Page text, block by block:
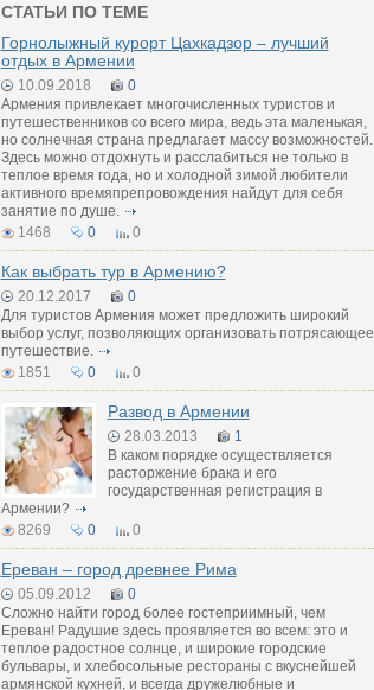
СТАТЬИ ПО ТЕМЕ
Горнолыжный курорт Цахкадзор – лучший
отдых в Армении
10.09.2018
0
Армения привлекает многочисленных туристов и
путешественников со всего мира, ведь эта маленькая,
но солнечная страна предлагает массу возможностей.
Здесь можно отдохнуть и расслабиться не только в
теплое время года, но и холодной зимой любители
активного времяпрепровождения найдут для себя
занятие по душе.
1468
0 0
Как выбрать тур в Армению?
20.12.2017
0
Для туристов Армения может предложить широкий
выбор услуг, позволяющих организовать потрясающее
путешествие.
1851
0 0
Развод в Армении
28.03.2013
1
В каком порядке осуществляется
расторжение брака и его
государственная регистрация в
Армении?
8269
0 0
Ереван – город древнее Рима
05.09.2012
0
Сложно найти город более гостеприимный, чем
Ереван! Радушие здесь проявляется во всем: это и
теплое радостное солнце, и широкие городские
бульвары, и хлебосольные рестораны с вкуснейшей
армянской кухней, и всегда дружелюбные и